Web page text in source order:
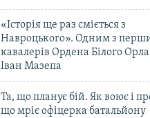
«Історія ще раз сміється з
Навроцького». Одним з
кавалерів Ордена Білого Орла
Іван Мазепа
Та, що планує бій. Як воює і
що мріє офіцерка батальйону